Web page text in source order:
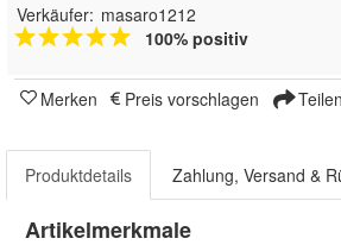
Verkäufer: masaro1212
100% positiv
Merken Preis vorschlagen Teilen
Produktdetails Zahlung, Versand &
Artikelmerkmale